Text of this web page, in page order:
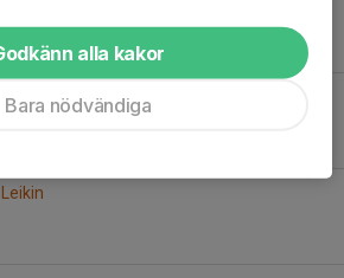
P4
Träslövs FF
alla kakor
Bara nödvändiga